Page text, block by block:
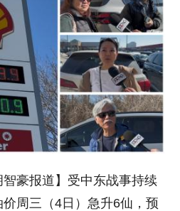
智豪报道】受中东战事持续
周三（4日）急升6仙，预